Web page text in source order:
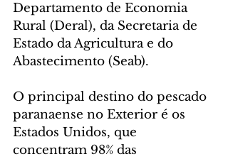
Departamento de Economia
Rural (Deral), da Secretaria de
Estado da Agricultura e do
Abastecimento (Seab).
O principal destino do pescado
paranaense no Exterior é os
Estados Unidos, que
concentram 98% das